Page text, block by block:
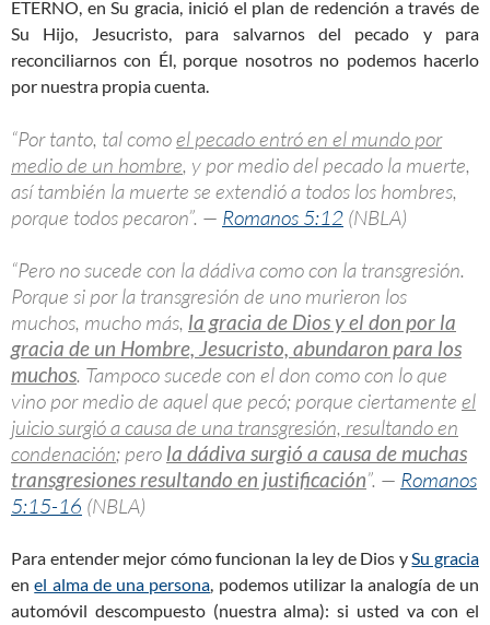
ETERNO, en Su gracia, inició el plan de redención a través de
Su Hijo, Jesucristo, para salvarnos del pecado y para
reconciliarnos con Él, porque nosotros no podemos hacerlo
por nuestra propia cuenta.
“Por tanto, tal comoel pecado entró en el mundo por
medio de un hombre, y por medio del pecado la muerte,
así también la muerte se extendió a todos los hombres,
porque todos pecaron”. — Romanos 5:12 (NBLA)
“Pero no sucede con la dádiva como con la transgresión.
Porque si por la transgresión de uno murieron los
muchos, mucho más, la gracia de Dios y el don por la
gracia de un Hombre, Jesucristo, abundaron para los
muchos. Tampoco sucede con el don como con lo que
vino por medio de aquel que pecó; porque ciertamente el
juicio surgió a causa de una transgresión, resultando en
condenación; pero la dádiva surgió a causa de muchas
transgresiones resultando en justificación”. — Romanos
5:15-16 (NBLA)
Para entender mejor cómo funcionan la ley de Dios ySu gracia
enel alma de una persona, podemos utilizar la analogía de un
automóvil descompuesto (nuestra alma): si usted va con el